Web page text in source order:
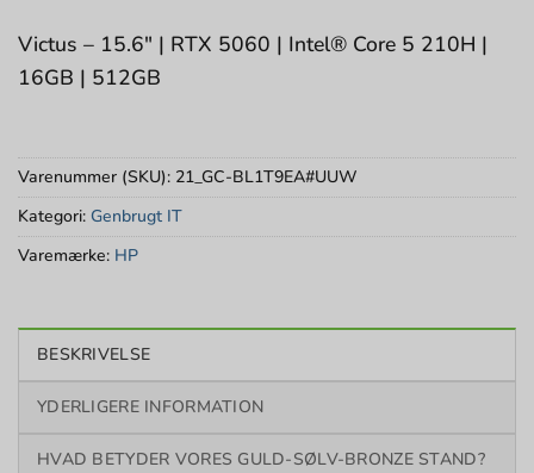
Victus – 15.6″ | RTX 5060 | Intel® Core 5 210H |
16GB | 512GB
Varenummer (SKU): 21_GC-BL1T9EA#UUW
Kategori: Genbrugt IT
Varemærke: HP
BESKRIVELSE
YDERLIGERE INFORMATION
HVAD BETYDER VORES GULD-SØLV-BRONZE STAND?